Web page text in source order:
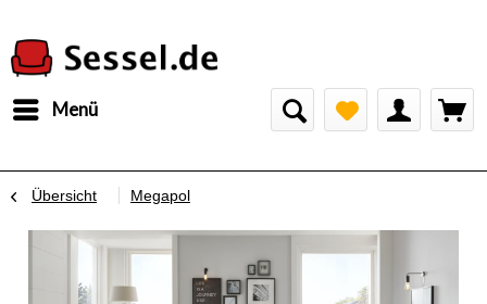
Menü
Übersicht Megapol